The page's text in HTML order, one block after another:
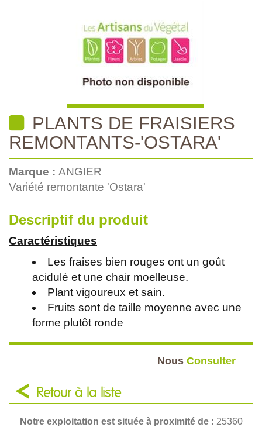
PLANTS DE FRAISIERS
REMONTANTS-'OSTARA'
Marque : ANGIER
Variété remontante 'Ostara'
Descriptif du produit
Caractéristiques
Les fraises bien rouges ont un goût
acidulé et une chair moelleuse.
Plant vigoureux et sain.
Fruits sont de taille moyenne avec une
forme plutôt ronde
Nous Consulter
Retour à la liste
Notre exploitation est située à proximité de : 25360